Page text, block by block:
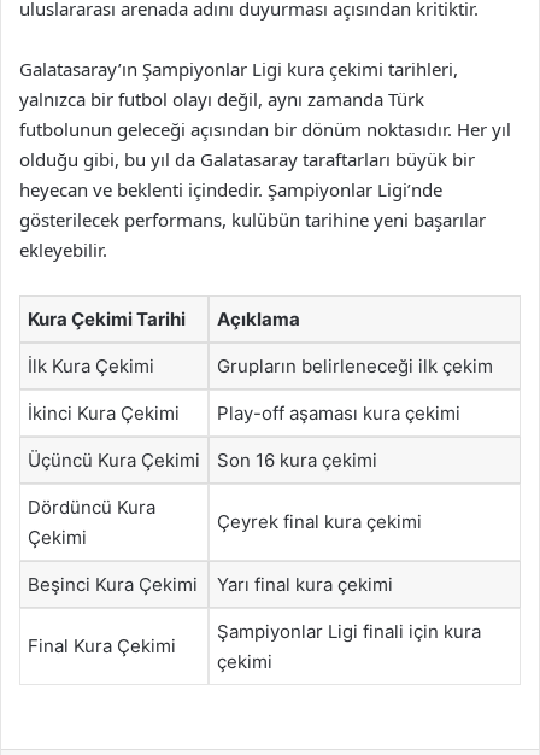
uluslararası arenada adını duyurması açısından kritiktir.
Galatasaray’ın Şampiyonlar Ligi kura çekimi tarihleri,
yalnızca bir futbol olayı değil, aynı zamanda Türk
futbolunun geleceği açısından bir dönüm noktasıdır. Her yıl
olduğu gibi, bu yıl da Galatasaray taraftarları büyük bir
heyecan ve beklenti içindedir. Şampiyonlar Ligi’nde
gösterilecek performans, kulübün tarihine yeni başarılar
ekleyebilir.
Kura Çekimi Tarihi Açıklama
İlk Kura Çekimi Grupların belirleneceği ilk çekim
İkinci Kura Çekimi Play-off aşaması kura çekimi
Üçüncü Kura Çekimi Son 16 kura çekimi
Dördüncü Kura
Çekimi
Çeyrek final kura çekimi
Beşinci Kura Çekimi Yarı final kura çekimi
Final Kura Çekimi
Şampiyonlar Ligi finali için kura
çekimi